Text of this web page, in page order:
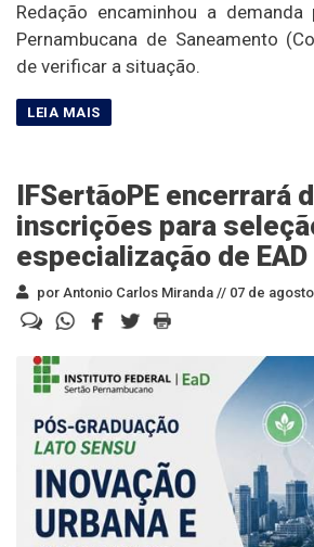
Redação encaminhou a demanda
Pernambucana de Saneamento
de verificar a situação.
IFSertãoPE encerrará
inscrições para
especialização de EAD
por Antonio Carlos Miranda // 07 de